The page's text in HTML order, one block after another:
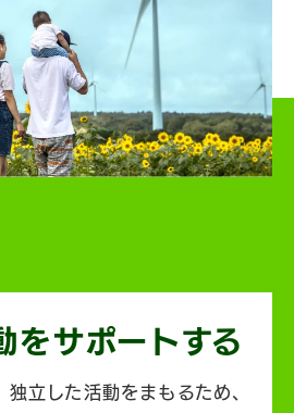
をサポートする
独立した活動をまもるため、